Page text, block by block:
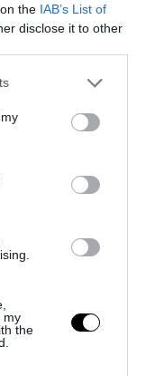
the IAB’s List of
disclose it to other
or more Google
You may click to
third-party tags to
in below Google
my
the
να φάτε